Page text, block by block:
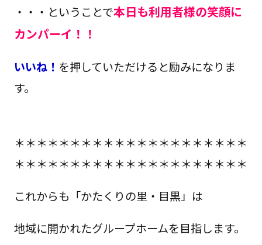
・・・ということで本日も利用者様の笑顔に
カンパーイ！！
いいね！ を押していただけると励みになりま
す。
＊＊＊＊＊＊＊＊＊＊＊＊＊＊＊＊＊＊＊＊＊
＊＊＊＊＊＊＊＊＊＊＊＊＊＊＊＊＊＊＊＊＊
これからも「かたくりの里・目黒」は
地域に開かれたグループホームを目指します。